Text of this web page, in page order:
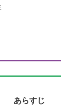
あらすじ